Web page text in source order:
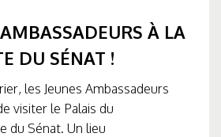
AMBASSADEURS À LA
DU SÉNAT !
les Jeunes Ambassadeurs
visiter le Palais du
du Sénat. Un lieu